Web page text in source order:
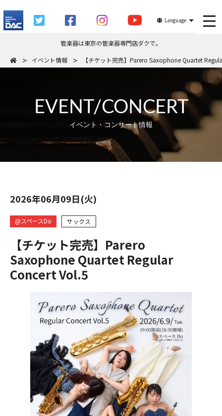
Language
管楽器は東京の管楽器専門店ダクで。
イベント情報
【チケット完売】Parero Saxophone Quartet
EVENT/CONCERT
イベント・コンサート情報
2026年06月09日(火)
@スペースDo サックス
【チケット完売】Parero
Saxophone Quartet Regular
Concert Vol.5